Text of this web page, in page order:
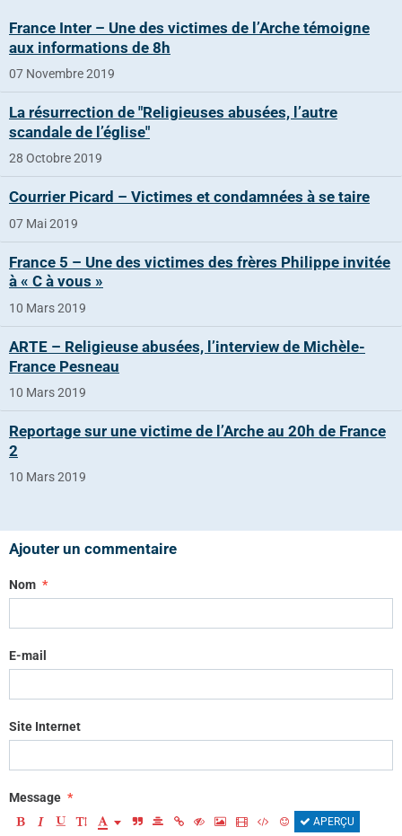
France Inter – Une des victimes de l’Arche témoigne
aux informations de 8h
07 Novembre 2019
La résurrection de "Religieuses abusées, l’autre
scandale de l’église"
28 Octobre 2019
Courrier Picard – Victimes et condamnées à se taire
07 Mai 2019
France 5 – Une des victimes des frères Philippe invitée
à « C à vous »
10 Mars 2019
ARTE – Religieuse abusées, l’interview de Michèle-
France Pesneau
10 Mars 2019
Reportage sur une victime de l’Arche au 20h de France
2
10 Mars 2019
Ajouter un commentaire
Nom
E-mail
Site Internet
Message
APERÇU